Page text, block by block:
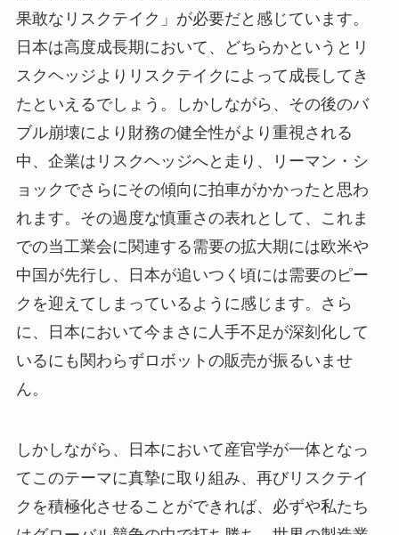
果敢なリスクテイク」が必要だと感じています。
日本は高度成長期において、どちらかというとリ
スクヘッジよりリスクテイクによって成長してき
たといえるでしょう。しかしながら、その後のバ
ブル崩壊により財務の健全性がより重視される
中、企業はリスクヘッジへと走り、リーマン・シ
ョックでさらにその傾向に拍車がかかったと思わ
れます。その過度な慎重さの表れとして、これま
での当工業会に関連する需要の拡大期には欧米や
中国が先行し、日本が追いつく頃には需要のピー
クを迎えてしまっているように感じます。さら
に、日本において今まさに人手不足が深刻化して
いるにも関わらずロボットの販売が振るいませ
ん。
しかしながら、日本において産官学が一体となっ
てこのテーマに真摯に取り組み、再びリスクテイ
クを積極化させることができれば、必ずや私たち